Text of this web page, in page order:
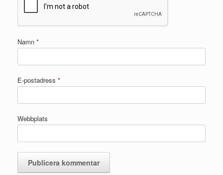
Namn *
E-postadress *
Webbplats